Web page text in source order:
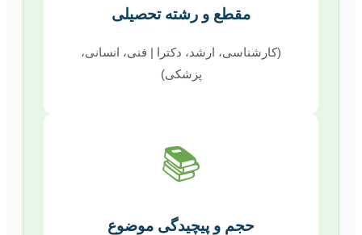
مقطع و رشته تحصیلی
(کارشناسی، ارشد، دکترا | فنی، انسانی،
پزشکی)
📚
حجم و پیچیدگی موضوع